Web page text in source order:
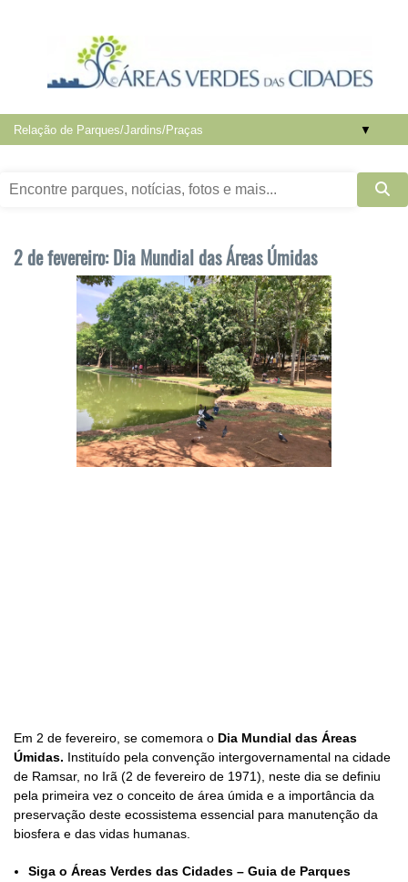
▼
2 de fevereiro: Dia Mundial das Áreas Úmidas
Em 2 de fevereiro, se comemora o Dia Mundial das Áreas
Úmidas. Instituído pela convenção intergovernamental na cidade
de Ramsar, no Irã (2 de fevereiro de 1971), neste dia se definiu
pela primeira vez o conceito de área úmida e a importância da
preservação deste ecossistema essencial para manutenção da
biosfera e das vidas humanas.
Siga o Áreas Verdes das Cidades – Guia de Parques